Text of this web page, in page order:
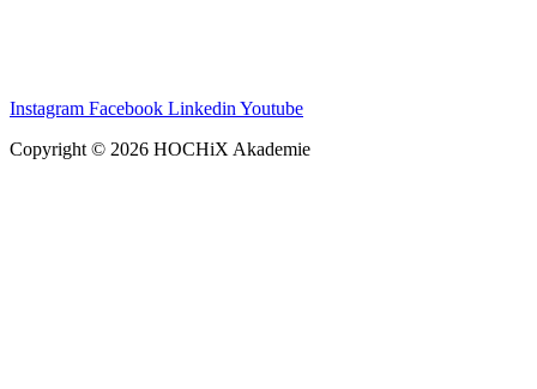
Instagram Facebook Linkedin Youtube
Copyright © 2026 HOCHiX Akademie